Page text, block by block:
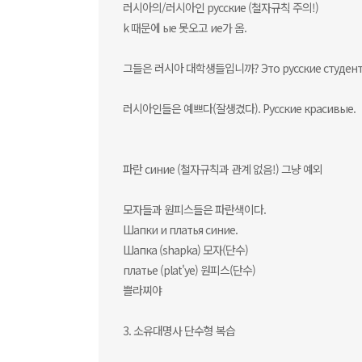
러시아의/러시아인 русские (철자규칙 주의!)
k 때문에 ые 못오고 ие가 옴.
그들은 러시아 대학생들입니까? Это русские
러시아인들은 예쁘다(잘생겼다). Русские красивые.
파란 синие (철자규칙과 관계 없음!) 그냥 예외
모자들과 원피스들은 파란색이다.
Шапки и платья синие.
Шапкa (shapka) 모자(단수)
платьe (plat'ye) 원피스(단수)
쁠라찌야
3. 소유대명사 단수형 복습